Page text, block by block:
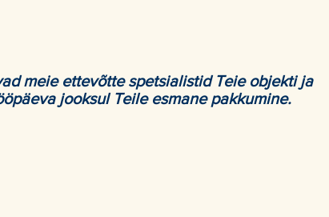
meie ettevõtte spetsialistid Teie objekti ja
jooksul Teile esmane pakkumine.